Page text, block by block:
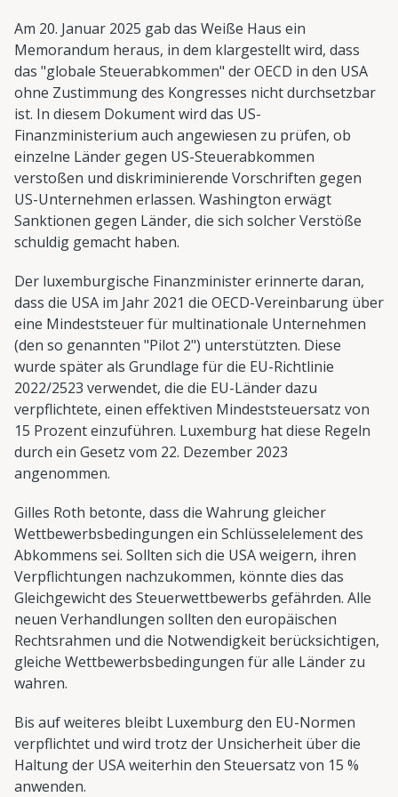
Am 20. Januar 2025 gab das Weiße Haus ein
Memorandum heraus, in dem klargestellt wird, dass
das "globale Steuerabkommen" der OECD in den USA
ohne Zustimmung des Kongresses nicht durchsetzbar
ist. In diesem Dokument wird das US-
Finanzministerium auch angewiesen zu prüfen, ob
einzelne Länder gegen US-Steuerabkommen
verstoßen und diskriminierende Vorschriften gegen
US-Unternehmen erlassen. Washington erwägt
Sanktionen gegen Länder, die sich solcher Verstöße
schuldig gemacht haben.
Der luxemburgische Finanzminister erinnerte daran,
dass die USA im Jahr 2021 die OECD-Vereinbarung über
eine Mindeststeuer für multinationale Unternehmen
(den so genannten "Pilot 2") unterstützten. Diese
wurde später als Grundlage für die EU-Richtlinie
2022/2523 verwendet, die die EU-Länder dazu
verpflichtete, einen effektiven Mindeststeuersatz von
15 Prozent einzuführen. Luxemburg hat diese Regeln
durch ein Gesetz vom 22. Dezember 2023
angenommen.
Gilles Roth betonte, dass die Wahrung gleicher
Wettbewerbsbedingungen ein Schlüsselelement des
Abkommens sei. Sollten sich die USA weigern, ihren
Verpflichtungen nachzukommen, könnte dies das
Gleichgewicht des Steuerwettbewerbs gefährden. Alle
neuen Verhandlungen sollten den europäischen
Rechtsrahmen und die Notwendigkeit berücksichtigen,
gleiche Wettbewerbsbedingungen für alle Länder zu
wahren.
Bis auf weiteres bleibt Luxemburg den EU-Normen
verpflichtet und wird trotz der Unsicherheit über die
Haltung der USA weiterhin den Steuersatz von 15 %
anwenden.